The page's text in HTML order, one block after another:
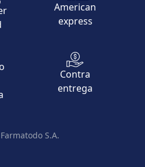
American
express
Contra
entrega
S.A.